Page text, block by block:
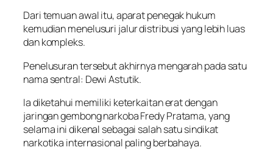
Dari temuan awal itu, aparat penegak hukum
kemudian menelusuri jalur distribusi yang lebih luas
dan kompleks.
Penelusuran tersebut akhirnya mengarah pada satu
nama sentral: Dewi Astutik.
Ia diketahui memiliki keterkaitan erat dengan
jaringan gembong narkoba Fredy Pratama, yang
selama ini dikenal sebagai salah satu sindikat
narkotika internasional paling berbahaya.